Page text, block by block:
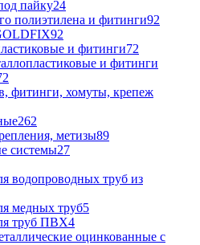
пайку24
полиэтилена и фитинги92
92
и фитинги72
и фитинги
фитинги, хомуты, крепеж
262
метизы89
системы27
водопроводных труб из
медных труб5
труб ПВХ4
оцинкованные с